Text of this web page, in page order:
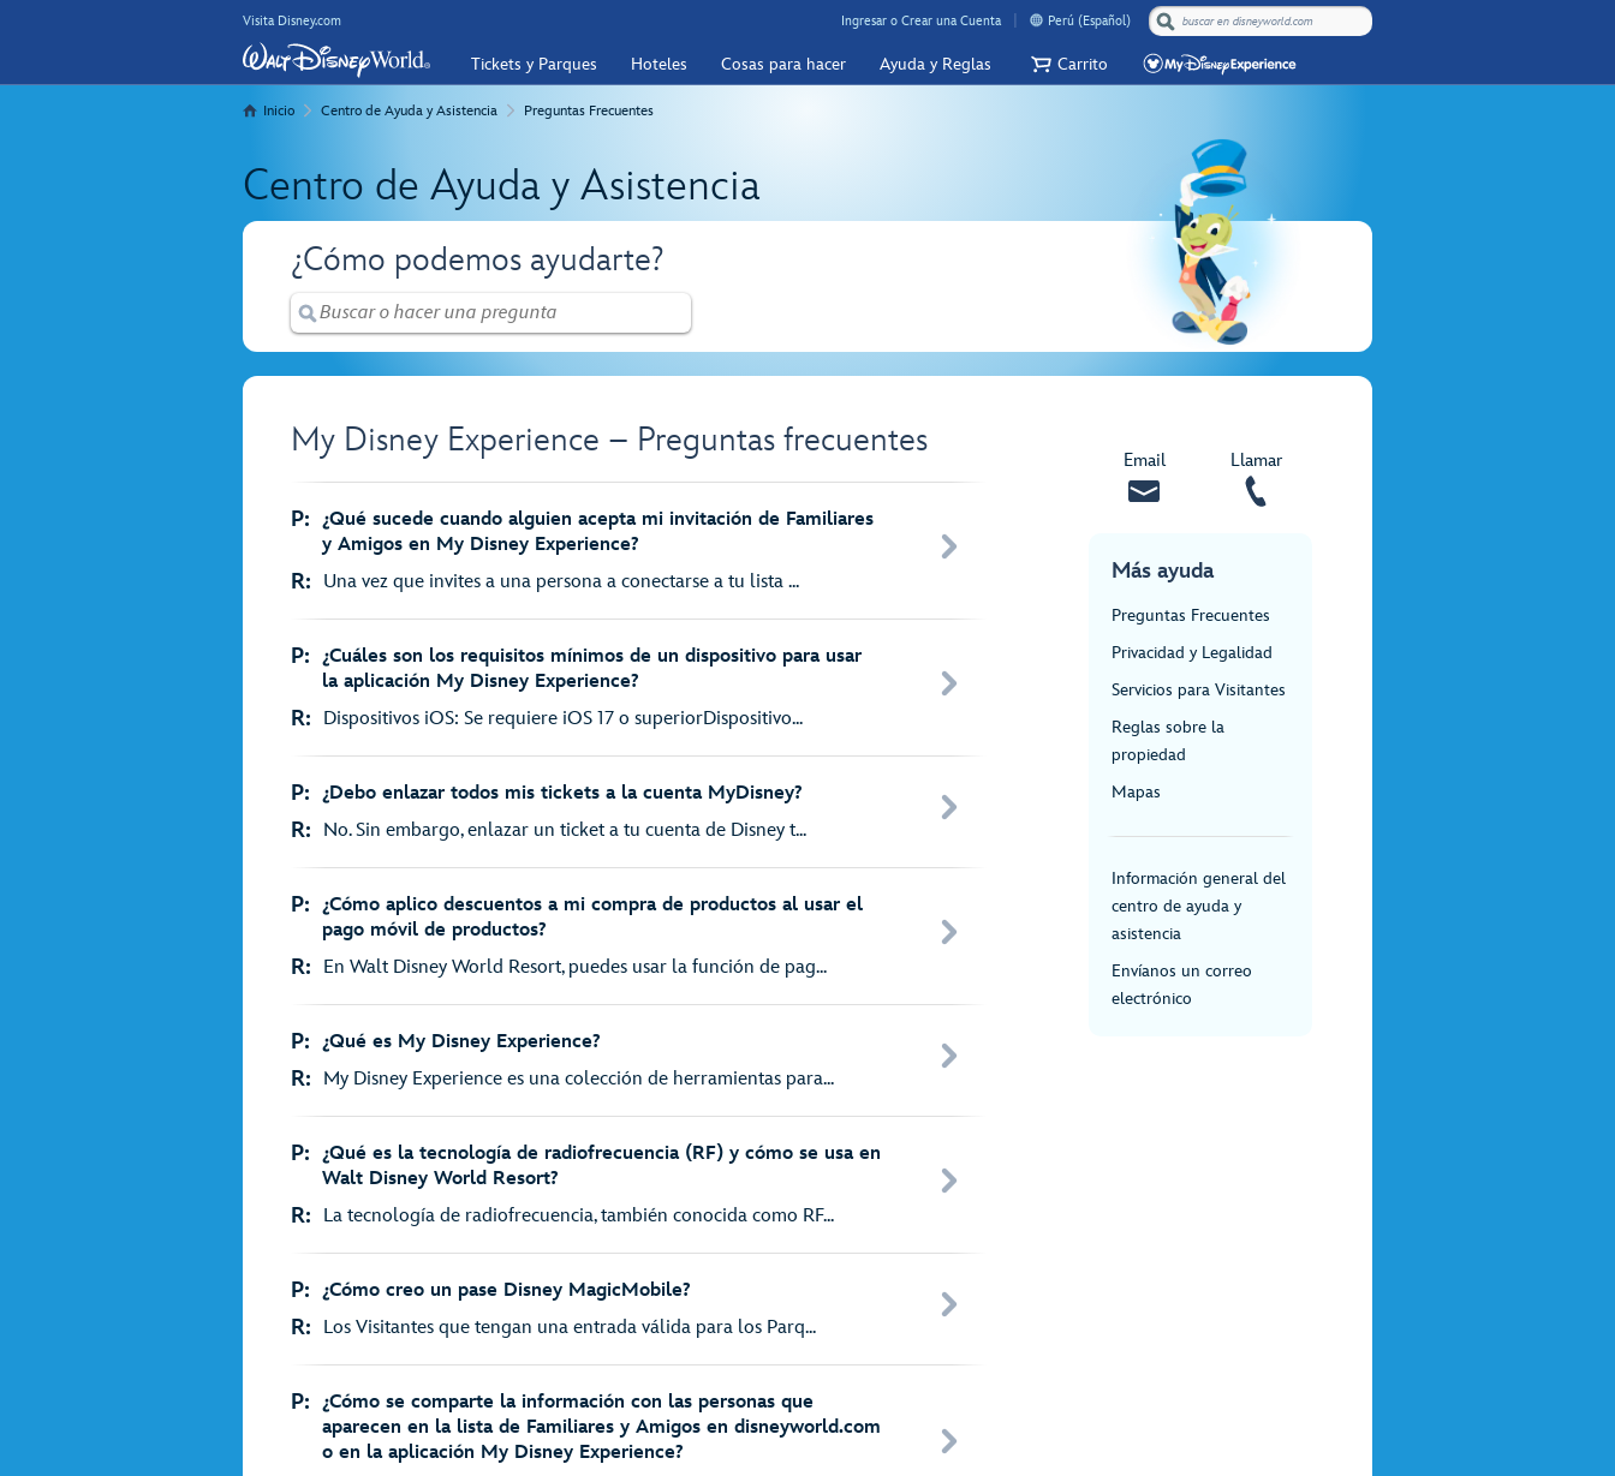
Visita Disney.com Ingresar o Crear una Cuenta Perú (Español)
Tickets y Parques Hoteles Cosas para hacer Ayuda y Reglas Carrito
Inicio Centro de Ayuda y Asistencia Preguntas Frecuentes
Centro de Ayuda y Asistencia
¿Cómo podemos ayudarte?
My Disney Experience – Preguntas frecuentes
P: ¿Qué sucede cuando alguien acepta mi invitación de Familiares
y Amigos en My Disney Experience?
R: Una vez que invites a una persona a conectarse a tu lista ...
P: ¿Cuáles son los requisitos mínimos de un dispositivo para usar
la aplicación My Disney Experience?
R: Dispositivos iOS: Se requiere iOS 17 o superiorDispositivo...
P: ¿Debo enlazar todos mis tickets a la cuenta MyDisney?
R: No. Sin embargo, enlazar un ticket a tu cuenta de Disney t...
P: ¿Cómo aplico descuentos a mi compra de productos al usar el
pago móvil de productos?
R: En Walt Disney World Resort, puedes usar la función de pag...
P: ¿Qué es My Disney Experience?
R: My Disney Experience es una colección de herramientas para...
P: ¿Qué es la tecnología de radiofrecuencia (RF) y cómo se usa en
Walt Disney World Resort?
R: La tecnología de radiofrecuencia, también conocida como RF...
P: ¿Cómo creo un pase Disney MagicMobile?
R: Los Visitantes que tengan una entrada válida para los Parq...
P: ¿Cómo se comparte la información con las personas que
aparecen en la lista de Familiares y Amigos en disneyworld.com
o en la aplicación My Disney Experience?
Email Llamar
Más ayuda
Preguntas Frecuentes
Privacidad y Legalidad
Servicios para Visitantes
Reglas sobre la
propiedad
Mapas
Información general del
centro de ayuda y
asistencia
Envíanos un correo
electrónico